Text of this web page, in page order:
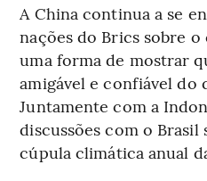
A China continua a se
nações do Brics sobre
uma forma de mostrar
amigável e confiável do
Juntamente com a
discussões com o Brasil
cúpula climática anual